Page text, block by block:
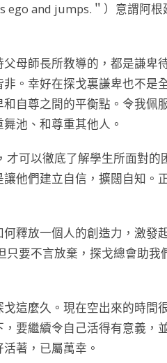
ego and jumps.＂）意謂阿根
母師長所教導的，都是謙卑
。幸好在探戈裏謙卑也不是
自尊之間的平衡點。令我佩
池、和尊重其他人。
可以徹底了解學生所面對的
他們建立自信，擴闊自知。
釋放一個人的創造力，激發
只要不言放棄，探戈總會助我
這麼久。現在空出來的時間
要繼續令自己活得有意義，
著，已屬萬幸。